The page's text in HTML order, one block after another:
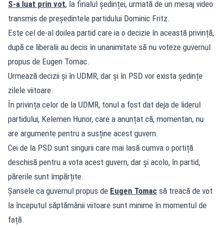
S-a luat prin vot, la finalul ședinței, urmată de un mesaj video
transmis de președintele partidului Dominic Fritz.
Este cel de-al doilea partid care ia o decizie în această privință,
după ce liberalii au decis în unanimitate să nu voteze guvernul
propus de Eugen Tomac.
Urmează decizii și în UDMR, dar și în PSD vor exista ședințe
zilele viitoare.
În privința celor de la UDMR, tonul a fost dat deja de liderul
partidului, Kelemen Hunor, care a anunțat că, momentan, nu
are argumente pentru a susține acest guvern.
Cei de la PSD sunt singurii care mai lasă cumva o portiță
deschisă pentru a vota acest guvern, dar și acolo, în partid,
părerile sunt împărțite.
Șansele ca guvernul propus de Eugen Tomac să treacă de vot
la începutul săptămânii viitoare sunt minime în momentul de
față.